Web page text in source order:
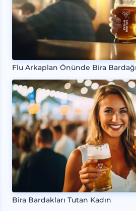
Flu Arkaplan Önünde Bira Bardağı
Bira Bardakları Tutan Kadın